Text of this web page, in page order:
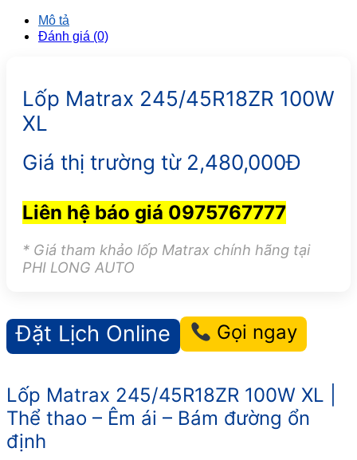
Mô tả
Đánh giá (0)
Lốp Matrax 245/45R18ZR 100W
XL
Giá thị trường từ 2,480,000Đ
Liên hệ báo giá 0975767777
* Giá tham khảo lốp Matrax chính hãng tại
PHI LONG AUTO
Đặt Lịch Online Gọi ngay
Lốp Matrax 245/45R18ZR 100W XL |
Thể thao – Êm ái – Bám đường ổn
định